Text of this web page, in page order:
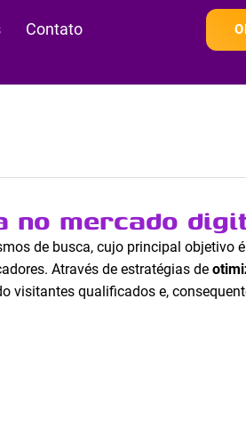
Contato
no mercado
de busca, cujo principal objetivo é
Através de estratégias de
visitantes qualificados e,